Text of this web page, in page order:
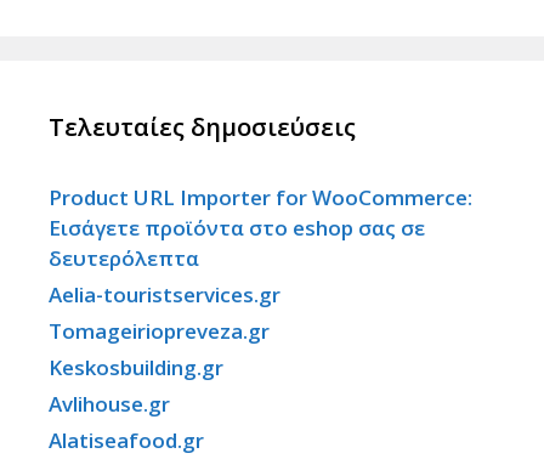
Τελευταίες δημοσιεύσεις
Product URL Importer for WooCommerce:
Εισάγετε προϊόντα στο eshop σας σε
δευτερόλεπτα
Aelia-touristservices.gr
Tomageiriopreveza.gr
Keskosbuilding.gr
Avlihouse.gr
Alatiseafood.gr